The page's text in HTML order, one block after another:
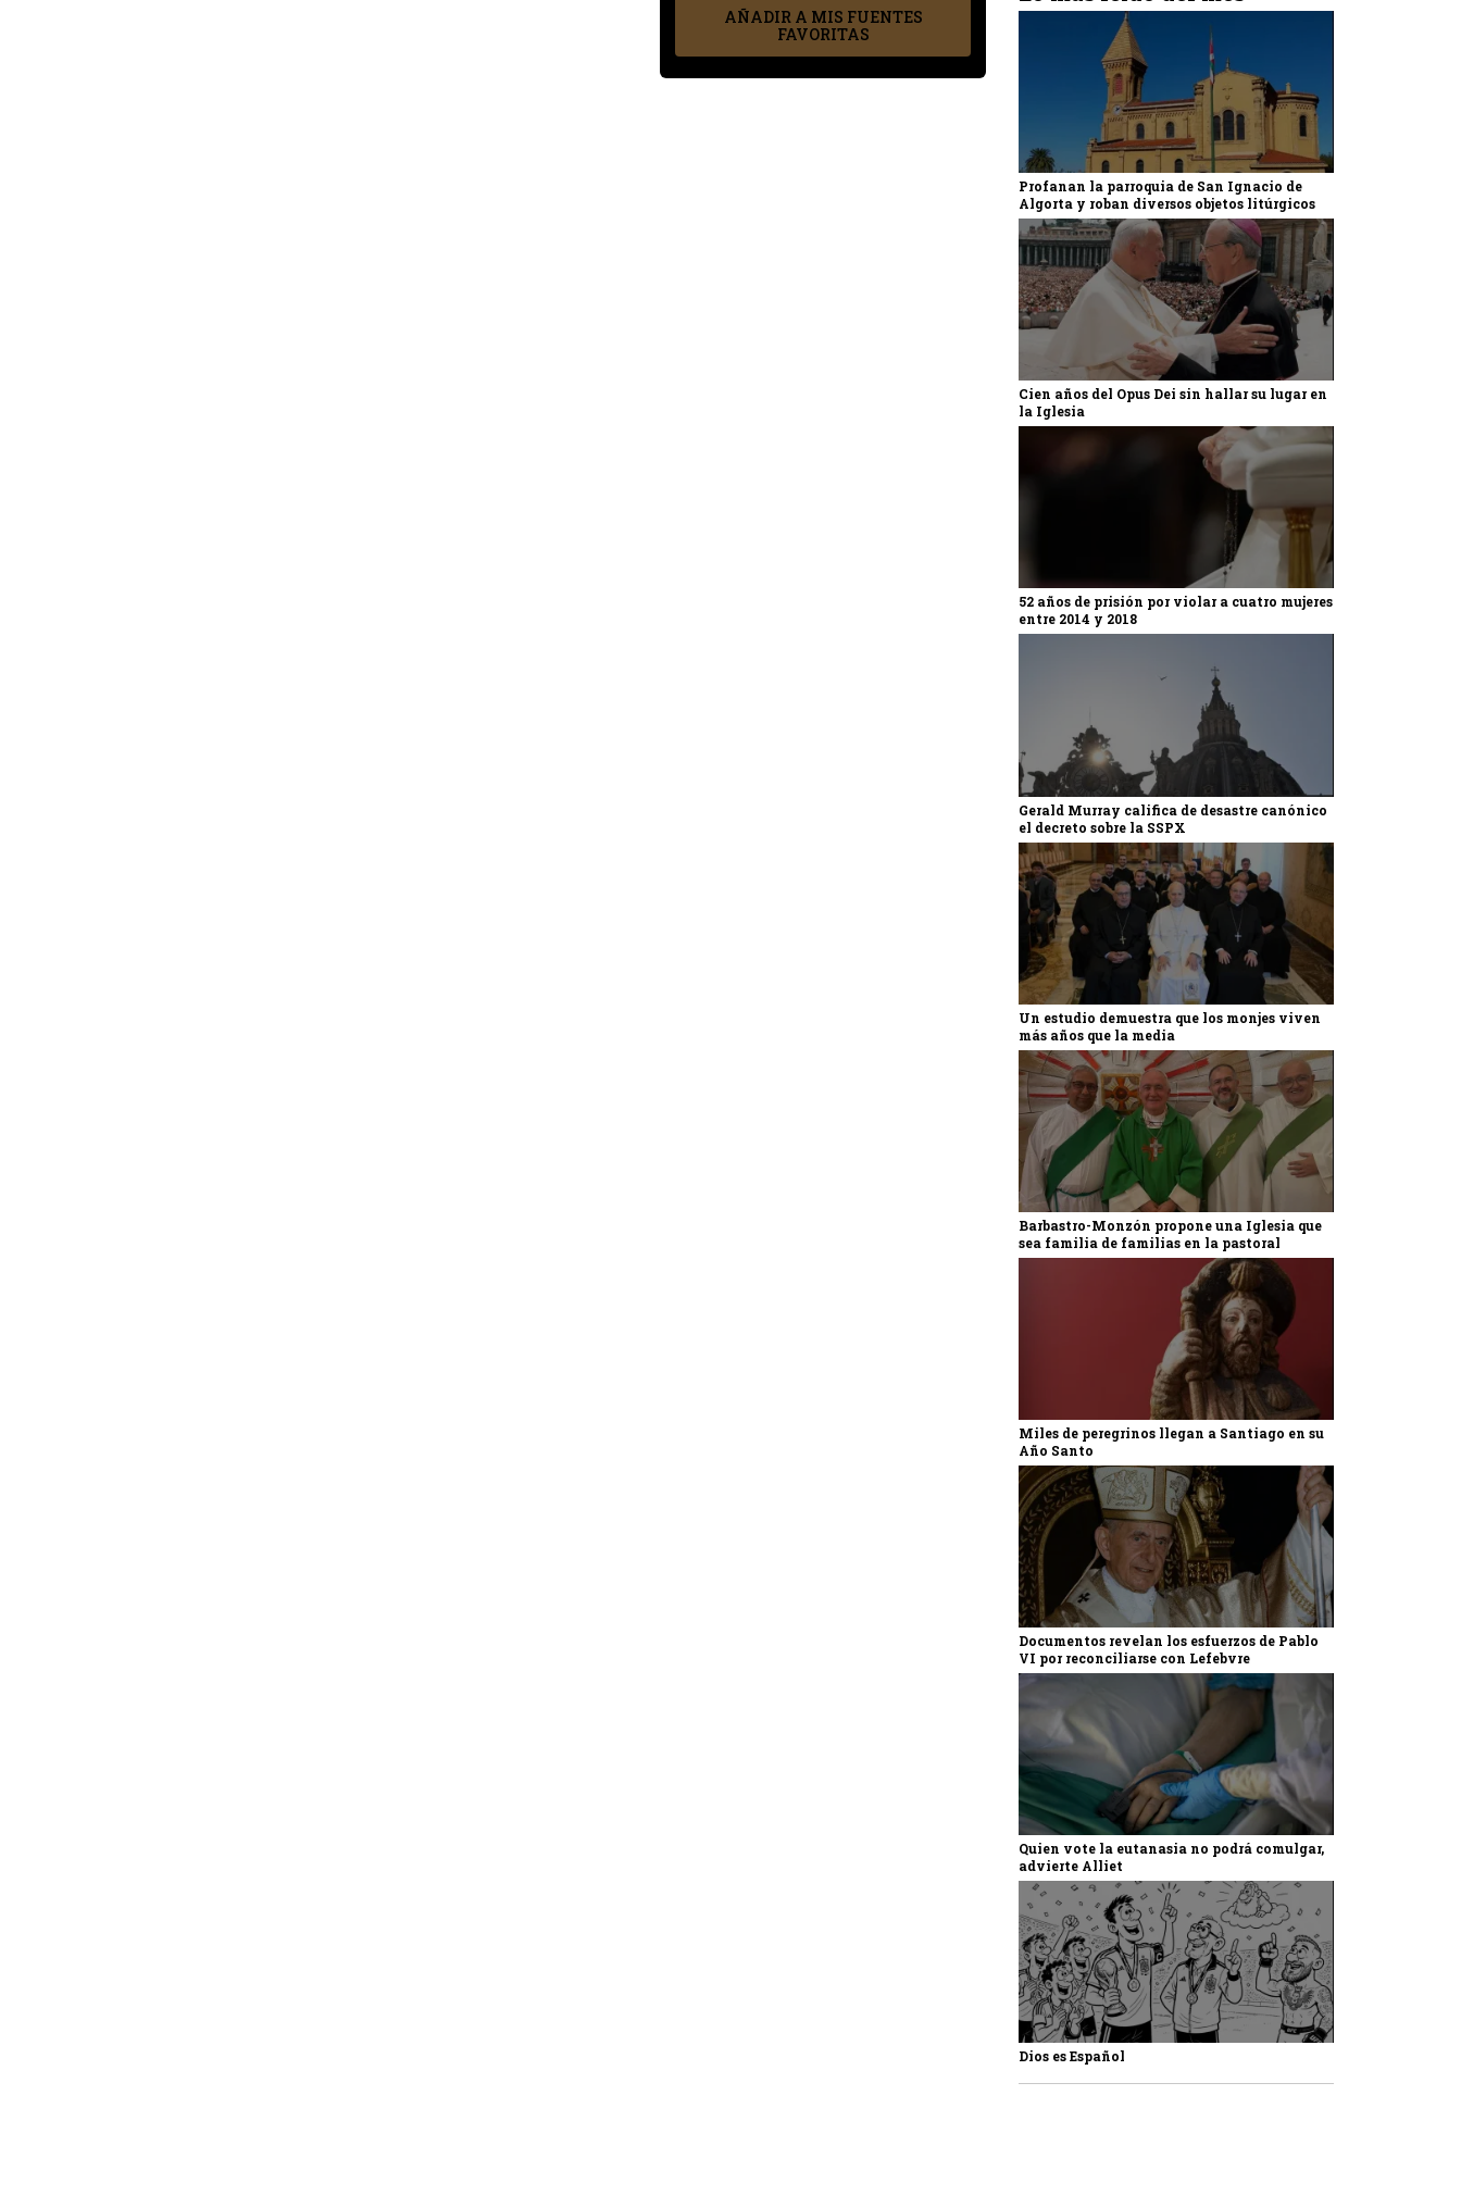
AÑADIR A MIS FUENTES
FAVORITAS
Profanan la parroquia de San Ignacio de
Algorta y roban diversos objetos litúrgicos
Cien años del Opus Dei sin hallar su lugar en
la Iglesia
52 años de prisión por violar a cuatro mujeres
entre 2014 y 2018
Gerald Murray califica de desastre canónico
el decreto sobre la SSPX
Un estudio demuestra que los monjes viven
más años que la media
Barbastro-Monzón propone una Iglesia que
sea familia de familias en la pastoral
Miles de peregrinos llegan a Santiago en su
Año Santo
Documentos revelan los esfuerzos de Pablo
VI por reconciliarse con Lefebvre
Quien vote la eutanasia no podrá comulgar,
advierte Alliet
Dios es Español